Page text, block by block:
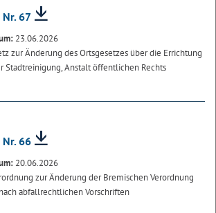
67
23.06.2026
zur Änderung des Ortsgesetzes über die Errichtung
Stadtreinigung, Anstalt öffentlichen Rechts
66
20.06.2026
zur Änderung der Bremischen Verordnung
abfallrechtlichen Vorschriften